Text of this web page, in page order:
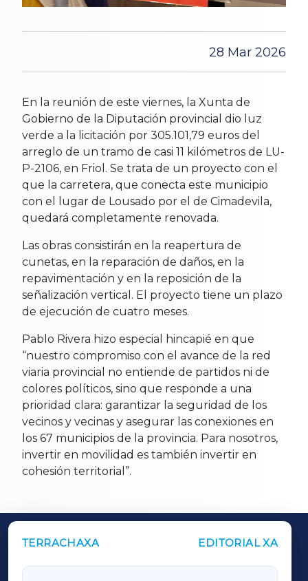
28 Mar 2026
En la reunión de este viernes, la Xunta de
Gobierno de la Diputación provincial dio luz
verde a la licitación por 305.101,79 euros del
arreglo de un tramo de casi 11 kilómetros de LU-
P-2106, en Friol. Se trata de un proyecto con el
que la carretera, que conecta este municipio
con el lugar de Lousado por el de Cimadevila,
quedará completamente renovada.
Las obras consistirán en la reapertura de
cunetas, en la reparación de daños, en la
repavimentación y en la reposición de la
señalización vertical. El proyecto tiene un plazo
de ejecución de cuatro meses.
Pablo Rivera hizo especial hincapié en que
“nuestro compromiso con el avance de la red
viaria provincial no entiende de partidos ni de
colores políticos, sino que responde a una
prioridad clara: garantizar la seguridad de los
vecinos y vecinas y asegurar las conexiones en
los 67 municipios de la provincia. Para nosotros,
invertir en movilidad es también invertir en
cohesión territorial”.
TERRACHAXA EDITORIAL XA
OUTROS PERIÓDICOS